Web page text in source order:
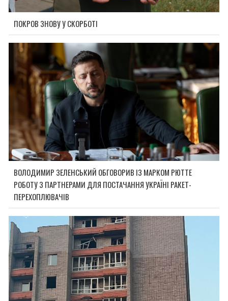
ПОКРОВ ЗНОВУ У СКОРБОТІ
ВОЛОДИМИР ЗЕЛЕНСЬКИЙ ОБГОВОРИВ ІЗ МАРКОМ РЮТТЕ
РОБОТУ З ПАРТНЕРАМИ ДЛЯ ПОСТАЧАННЯ УКРАЇНІ РАКЕТ-
ПЕРЕХОПЛЮВАЧІВ